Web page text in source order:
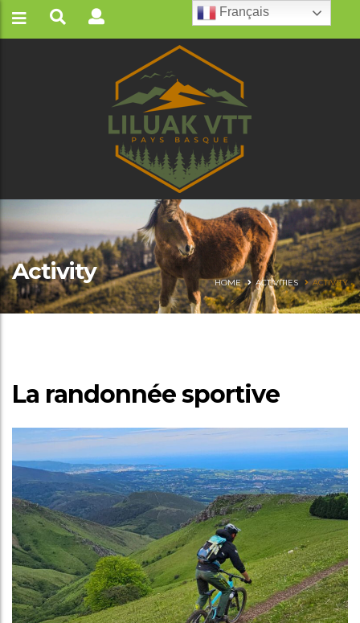
Activity HOME ACTIVITIES ACTIVITY
La randonnée sportive
Français